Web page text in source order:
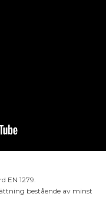
EN 1279.
bestående av minst